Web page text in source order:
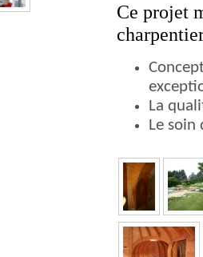
Ce projet
La
Le soin